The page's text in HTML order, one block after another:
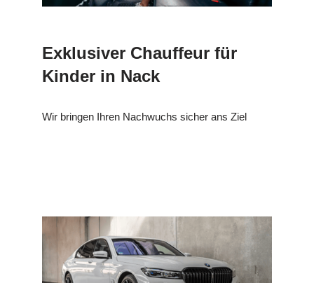
Exklusiver Chauffeur für
Kinder in Nack
Wir bringen Ihren Nachwuchs sicher ans Ziel